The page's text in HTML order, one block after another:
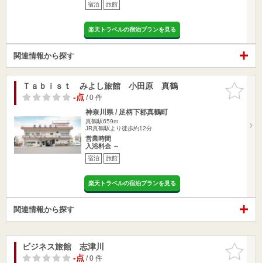
宿泊 旅館
楽天トラベルの宿泊プランを見る
関連情報から探す
お気に入
りに追加
Ｔａｂｉｓｔ みよし旅館 小田原 真鶴
-点/ 0 件
神奈川県 / 足柄下郡真鶴町
真鶴駅659m
JR真鶴駅より徒歩約12分
営業時間
入浴料金 ～
宿泊 旅館
楽天トラベルの宿泊プランを見る
関連情報から探す
お気に入
りに追加
ビジネス旅館 志津川
-点/ 0 件